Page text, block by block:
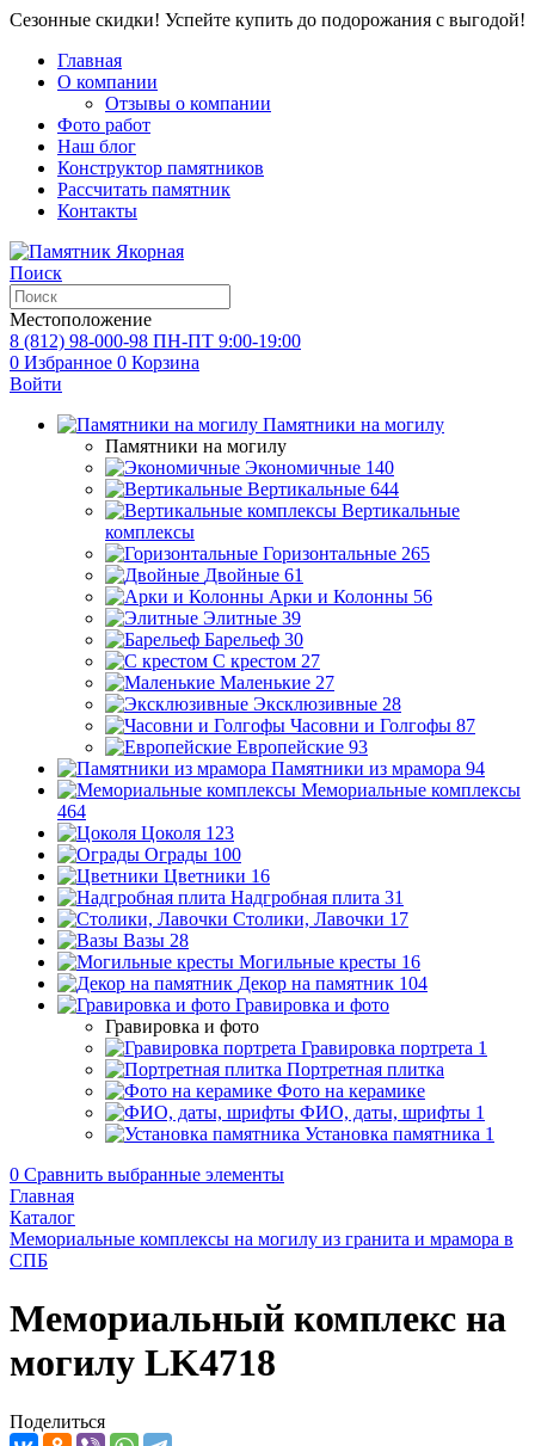
Сезонные скидки! Успейте купить до подорожания с выгодой!
Главная
О компании
Отзывы о компании
Фото работ
Наш блог
Конструктор памятников
Рассчитать памятник
Контакты
Поиск
Местоположение
8 (812) 98-000-98 ПН-ПТ 9:00-19:00
0 Избранное 0 Корзина
Войти
Памятники на могилу
Памятники на могилу
Экономичные 140
Вертикальные 644
Вертикальные
комплексы
Горизонтальные 265
Двойные 61
Арки и Колонны 56
Элитные 39
Барельеф 30
С крестом 27
Маленькие 27
Эксклюзивные 28
Часовни и Голгофы 87
Европейские 93
Памятники из мрамора 94
Мемориальные комплексы
464
Цоколя 123
Ограды 100
Цветники 16
Надгробная плита 31
Столики, Лавочки 17
Вазы 28
Могильные кресты 16
Декор на памятник 104
Гравировка и фото
Гравировка и фото
Гравировка портрета 1
Портретная плитка
Фото на керамике
ФИО, даты, шрифты 1
Установка памятника 1
0 Сравнить выбранные элементы
Главная
Каталог
Мемориальные комплексы на могилу из гранита и мрамора в
СПБ
Мемориальный комплекс на
могилу LK4718
Поделиться